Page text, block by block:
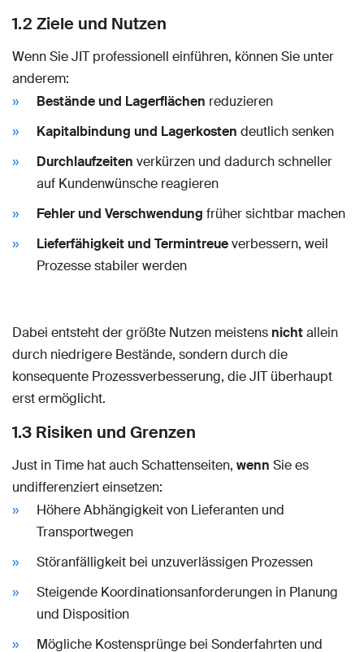
1.2 Ziele und Nutzen
Wenn Sie JIT professionell einführen, können Sie unter
anderem:
Bestände und Lagerflächen reduzieren
Kapitalbindung und Lagerkosten deutlich senken
Durchlaufzeiten verkürzen und dadurch schneller
auf Kundenwünsche reagieren
Fehler und Verschwendung früher sichtbar machen
Lieferfähigkeit und Termintreueverbessern, weil
Prozesse stabiler werden
Dabei entsteht der größte Nutzen meistens nichtallein
durch niedrigere Bestände, sondern durch die
konsequente Prozessverbesserung, die JIT überhaupt
erst ermöglicht.
1.3 Risiken und Grenzen
Just in Time hat auch Schattenseiten, wenn Sie es
undifferenziert einsetzen:
Höhere Abhängigkeit von Lieferanten und
Transportwegen
Störanfälligkeit bei unzuverlässigen Prozessen
Steigende Koordinationsanforderungen in Planung
und Disposition
Mögliche Kostensprünge bei Sonderfahrten und